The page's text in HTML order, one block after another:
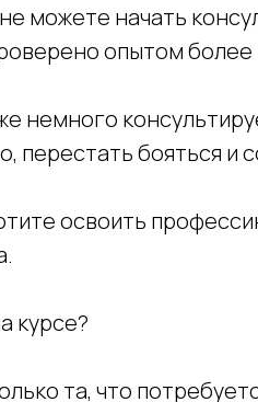
можете начать
опытом более
немного
перестать бояться и
освоить
курсе?
та, что